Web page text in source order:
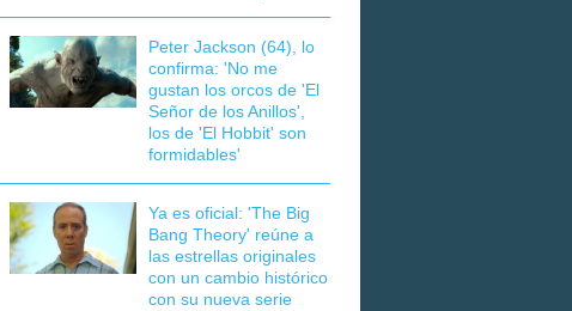
Peter Jackson (64), lo
confirma: 'No me
gustan los orcos de 'El
Señor de los Anillos',
los de 'El Hobbit' son
formidables'
Ya es oficial: 'The Big
Bang Theory' reúne a
las estrellas originales
con un cambio histórico
con su nueva serie